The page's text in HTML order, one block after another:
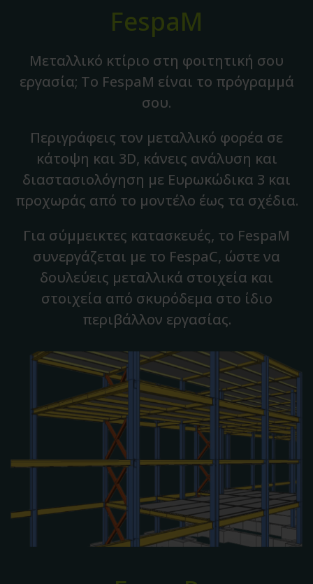
FespaM
Μεταλλικό κτίριο στη φοιτητική σου
εργασία; Το FespaM είναι το πρόγραμμά
σου.
Περιγράφεις τον μεταλλικό φορέα σε
κάτοψη και 3D, κάνεις ανάλυση και
διαστασιολόγηση με Ευρωκώδικα 3 και
προχωράς από το μοντέλο έως τα σχέδια.
Για σύμμεικτες κατασκευές, το FespaM
συνεργάζεται με το FespaC, ώστε να
δουλεύεις μεταλλικά στοιχεία και
στοιχεία από σκυρόδεμα στο ίδιο
περιβάλλον εργασίας.